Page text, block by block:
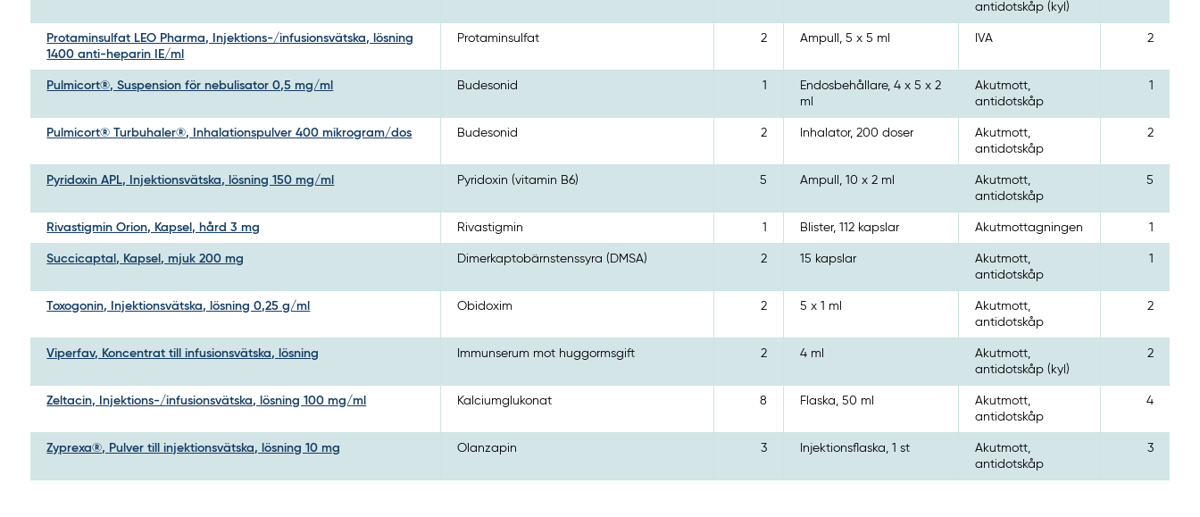
antidotskåp (kyl)
Protaminsulfat LEO Pharma, Injektions-/infusionsvätska, lösning
1400 anti-heparin IE/ml
Protaminsulfat 2 Ampull, 5 x 5 ml IVA 2
Pulmicort®, Suspension för nebulisator 0,5 mg/ml Budesonid 1
Endosbehållare, 4 x 5 x 2
ml
Akutmott,
antidotskåp
1
Pulmicort® Turbuhaler®, Inhalationspulver 400 mikrogram/dos Budesonid 2 Inhalator, 200 doser
Akutmott,
antidotskåp
2
Pyridoxin APL, Injektionsvätska, lösning 150 mg/ml Pyridoxin (vitamin B6) 5 Ampull, 10 x 2 ml
Akutmott,
antidotskåp
5
Rivastigmin Orion, Kapsel, hård 3 mg Rivastigmin 1 Blister, 112 kapslar Akutmottagningen 1
Succicaptal, Kapsel, mjuk 200 mg Dimerkaptobärnstenssyra (DMSA) 2 15 kapslar
Akutmott,
antidotskåp
1
Toxogonin, Injektionsvätska, lösning 0,25 g/ml Obidoxim 2 5 x 1 ml
Akutmott,
antidotskåp
2
Viperfav, Koncentrat till infusionsvätska, lösning Immunserum mot huggormsgift 2 4 ml
Akutmott,
antidotskåp (kyl)
2
Zeltacin, Injektions-/infusionsvätska, lösning 100 mg/ml Kalciumglukonat 8 Flaska, 50 ml
Akutmott,
antidotskåp
4
Zyprexa®, Pulver till injektionsvätska, lösning 10 mg Olanzapin 3 Injektionsflaska, 1 st
Akutmott,
antidotskåp
3